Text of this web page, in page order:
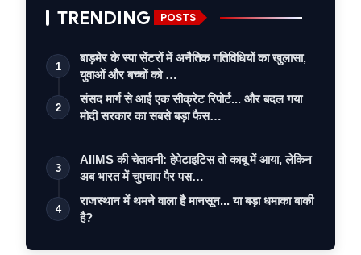
TRENDING POSTS
1
बाड़मेर के स्पा सेंटरों में अनैतिक गतिविधियों का खुलासा,
युवाओं और बच्चों को …
2
संसद मार्ग से आई एक सीक्रेट रिपोर्ट... और बदल गया
मोदी सरकार का सबसे बड़ा फैस…
3
AIIMS की चेतावनी: हेपेटाइटिस तो काबू में आया, लेकिन
अब भारत में चुपचाप पैर पस…
4
राजस्थान में थमने वाला है मानसून... या बड़ा धमाका बाकी
है?